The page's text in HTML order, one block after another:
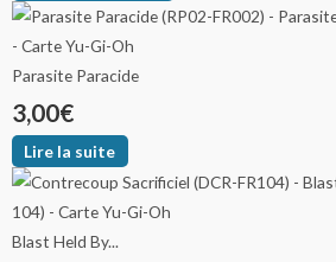
Parasite Paracide
3,00€
Lire la suite
Blast Held By...